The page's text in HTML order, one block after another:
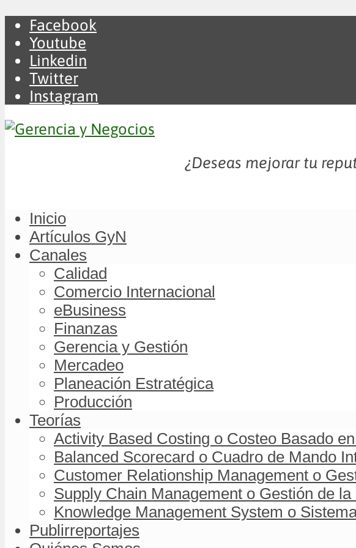
Facebook
Youtube
Linkedin
Twitter
Instagram
¿Deseas mejorar tu
Inicio
Artículos GyN
Canales
Calidad
Comercio Internacional
eBusiness
Finanzas
Gerencia y Gestión
Mercadeo
Planeación Estratégica
Producción
Teorías
Activity Based Costing o Costeo Basado
Balanced Scorecard o Cuadro de Mando
Customer Relationship Management o
Supply Chain Management o Gestión de
Knowledge Management System o
Publirreportajes